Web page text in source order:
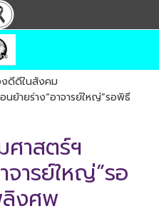
งดีดีในสังคม
ย้ายร่าง“อาจารย์ใหญ่”รอพิธี
ศาสตร์ฯ
จารย์ใหญ่”รอ
ลิงศพ